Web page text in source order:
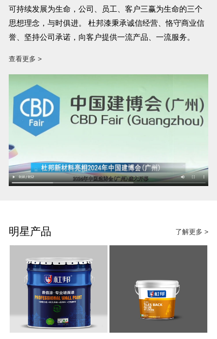
可持续发展为生命，公司、员工、客户三赢为生命的三个
思想理念，与时俱进。 杜邦漆秉承诚信经营、恪守商业信
誉、坚持公司承诺，向客户提供一流产品、一流服务。
查看更多 >
明星产品 了解更多 >